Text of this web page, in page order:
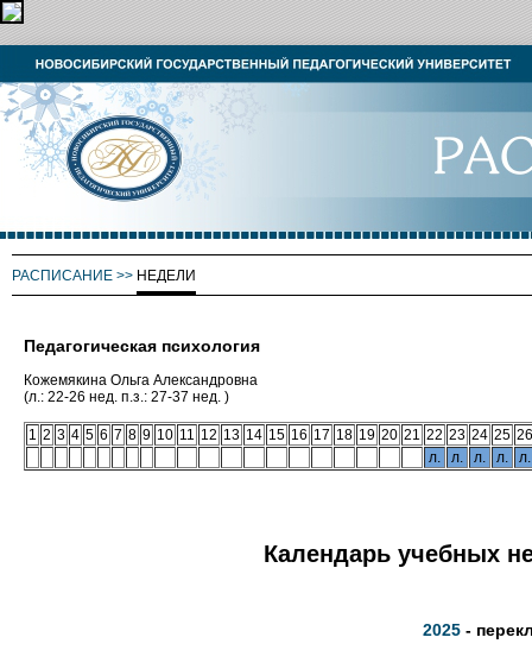
РАСПИСАНИЕ >> НЕДЕЛИ
Педагогическая психология
Кожемякина Ольга Александровна
(л.: 22-26 нед. п.з.: 27-37 нед. )
1 2 3 4 5 6 7 8 9 10 11 12 13 14 15 16 17 18 19 20 21 22 23 24 25 26
л.
л. л. л. л.
Календарь учебных
2025 -